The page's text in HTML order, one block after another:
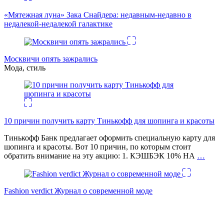
«Мятежная луна» Зака Снайдера: недавным-недавно в
недалекой-недалекой галактике
Москвичи опять зажрались
Мода, стиль
10 причин получить карту Тинькофф для шопинга и красоты
Тинькофф Банк предлагает оформить специальную карту для
шопинга и красоты. Вот 10 причин, по которым стоит
обратить внимание на эту акцию: 1. КЭШБЭК 10% НА …
Fashion verdict Журнал о современной моде